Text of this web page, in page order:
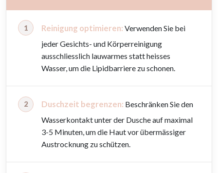
Reinigung optimieren: Verwenden Sie bei
jeder Gesichts- und Körperreinigung
ausschliesslich lauwarmes statt heisses
Wasser, um die Lipidbarriere zu schonen.
Duschzeit begrenzen: Beschränken Sie den
Wasserkontakt unter der Dusche auf maximal
3-5 Minuten, um die Haut vor übermässiger
Austrocknung zu schützen.